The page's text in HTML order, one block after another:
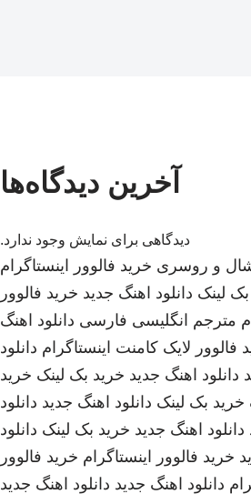
آخرین دیدگاه‌ها
دیدگاهی برای نمایش وجود ندارد.
و روسری خرید فالوور اینستاگرام
لینک دانلود اهنگ جدید خرید فالوور
مترجم انگلیسی فارسی دانلود اهنگ
فالوور لایک کامنت اینستاگرام دانلود
دانلود اهنگ جدید خرید بک لینک خرید
خرید بک لینک دانلود اهنگ جدید دانلود
دانلود اهنگ جدید خرید بک لینک دانلود
خرید فالوور اینستاگرام خرید فالوور
دانلود اهنگ جدید دانلود اهنگ جدید